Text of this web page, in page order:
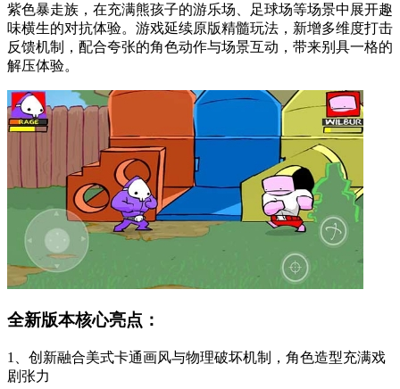
紫色暴走族，在充满熊孩子的游乐场、足球场等场景中展开趣
味横生的对抗体验。游戏延续原版精髓玩法，新增多维度打击
反馈机制，配合夸张的角色动作与场景互动，带来别具一格的
解压体验。
全新版本核心亮点：
1、创新融合美式卡通画风与物理破坏机制，角色造型充满戏
剧张力